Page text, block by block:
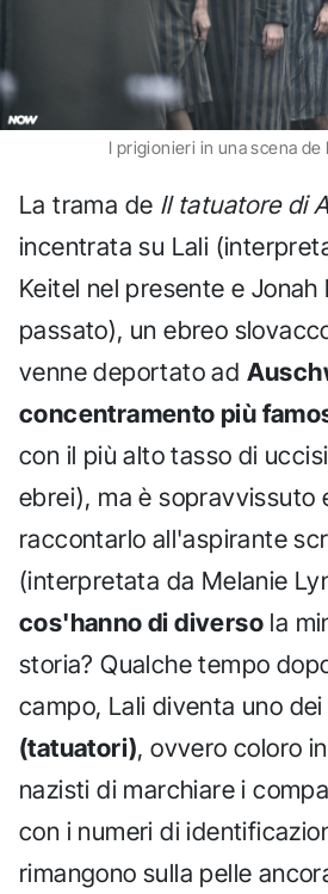
I prigionieri in una scena
La trama de Il tatuatore di
incentrata su Lali
Keitel nel presente e Jonah
passato), un ebreo
venne deportato ad
concentramento più
con il più alto tasso di
ebrei), ma è sopravvissuto
raccontarlo all'aspirante
(interpretata da Melanie
cos'hanno di diverso la
storia? Qualche tempo
campo, Lali diventa uno
(tatuatori), ovvero coloro
nazisti di marchiare i
con i numeri di
rimangono sulla pelle